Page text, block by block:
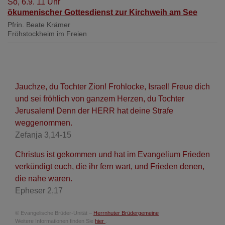
So, 6.9. 11 Uhr
ökumenischer Gottesdienst zur Kirchweih am See
Pfrin. Beate Krämer
Fröhstockheim im Freien
Jauchze, du Tochter Zion! Frohlocke, Israel! Freue dich
und sei fröhlich von ganzem Herzen, du Tochter
Jerusalem! Denn der HERR hat deine Strafe
weggenommen.
Zefanja 3,14-15
Christus ist gekommen und hat im Evangelium Frieden
verkündigt euch, die ihr fern wart, und Frieden denen,
die nahe waren.
Epheser 2,17
© Evangelische Brüder-Unität – Herrnhuter Brüdergemeine
Weitere Informationen finden Sie hier